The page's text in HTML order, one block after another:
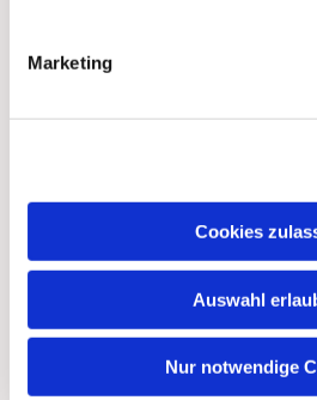
Marketing
Cookies
Auswahl
Nur notwendige
Dies könnte